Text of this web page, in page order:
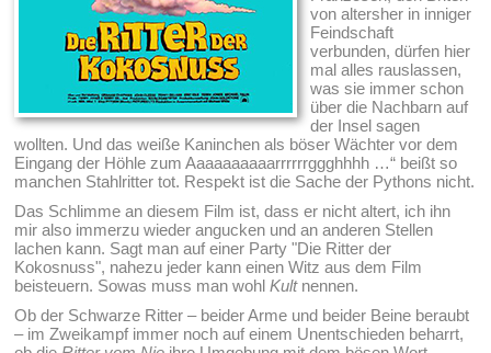
von altersher in inniger
Feindschaft
verbunden, dürfen hier
mal alles rauslassen,
was sie immer schon
über die Nachbarn auf
der Insel sagen
wollten. Und das weiße Kaninchen als böser Wächter vor dem
Eingang der Höhle zum Aaaaaaaaaarrrrrrggghhhh …“ beißt so
manchen Stahlritter tot. Respekt ist die Sache der Pythons nicht.
Das Schlimme an diesem Film ist, dass er nicht altert, ich ihn
mir also immerzu wieder angucken und an anderen Stellen
lachen kann. Sagt man auf einer Party "Die Ritter der
Kokosnuss", nahezu jeder kann einen Witz aus dem Film
beisteuern. Sowas muss man wohlKultnennen.
Ob der Schwarze Ritter – beider Arme und beider Beine beraubt
– im Zweikampf immer noch auf einem Unentschieden beharrt,